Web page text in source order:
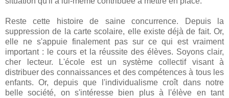
Reste cette histoire de saine concurrence. Depuis la
suppression de la carte scolaire, elle existe déjà de fait. Or,
elle ne s'appuie finalement pas sur ce qui est vraiment
important : le cours et la réussite des élèves. Soyons clair,
cher lecteur. L'école est un système collectif visant à
distribuer des connaissances et des compétences à tous les
enfants. Or, depuis que l'individualisme croît dans notre
belle société, on s'intéresse bien plus à l'élève en tant